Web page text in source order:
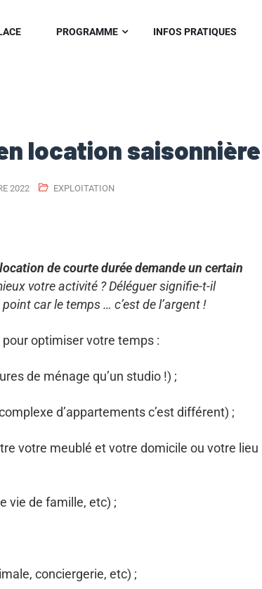
PROGRAMME INFOS PRATIQUES
location saisonnière
2022 EXPLOITATION
de courte durée demande un certain
votre activité ? Déléguer signifie-t-il
car le temps … c’est de l’argent !
optimiser votre temps :
de ménage qu’un studio !) ;
d’appartements c’est différent) ;
votre meublé et votre domicile ou votre lieu
vie de famille, etc) ;
conciergerie, etc) ;